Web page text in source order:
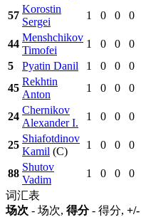
57
Korostin
Sergei
1 0 0 0
44
Menshchikov
Timofei
1 0 0 0
5
Pyatin Danil 1 0 0 0
45
Rekhtin
Anton
1 0 0 0
24
Chernikov
Alexander I.
1 0 0 0
25
Shiafotdinov
Kamil (C)
1 0 0 0
88
Shutov
Vadim
1 0 0 0
词汇表
场次 - 场次, 得分- 得分, +/-